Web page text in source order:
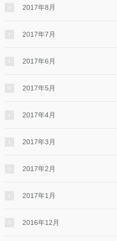
2017年8月
2017年7月
2017年6月
2017年5月
2017年4月
2017年3月
2017年2月
2017年1月
2016年12月